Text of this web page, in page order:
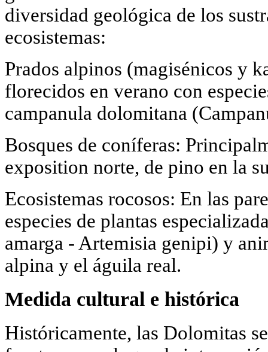
diversidad geológica de los
ecosistemas:
Prados alpinos (magisénicos y
florecidos en verano con
campanula dolomitana
Bosques de coníferas:
exposition norte, de pino en la
Ecosistemas rocosos: En las
especies de plantas
amarga - Artemisia genipi) y
alpina y el águila real.
Medida cultural e histórica
Históricamente, las Dolomitas